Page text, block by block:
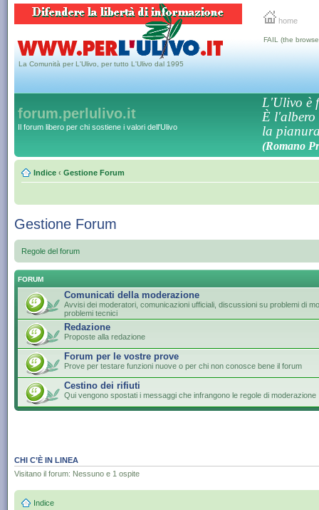
home
La Comunità per L'Ulivo, per tutto L'Ulivo dal 1995
FAIL (the
forum.perlulivo.it
Il forum libero per chi sostiene i valori dell'Ulivo
L'Ulivo è
È l'albero
la
(Romano
Indice ‹ Gestione Forum
Gestione Forum
Regole del forum
FORUM
Comunicati della moderazione
Avvisi dei moderatori, comunicazioni ufficiali, discussioni su problemi di
problemi tecnici
Redazione
Proposte alla redazione
Forum per le vostre prove
Prove per testare funzioni nuove o per chi non conosce bene il forum
Cestino dei rifiuti
Qui vengono spostati i messaggi che infrangono le regole di moderazione
CHI C’È IN LINEA
Visitano il forum: Nessuno e 1 ospite
Indice